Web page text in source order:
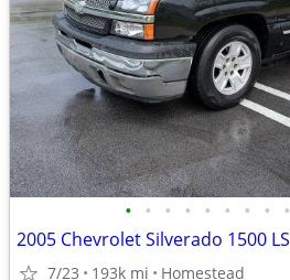
• • • • • • • • •
2005 Chevrolet Silverado 1500 LS
7/23 193k mi Homestead